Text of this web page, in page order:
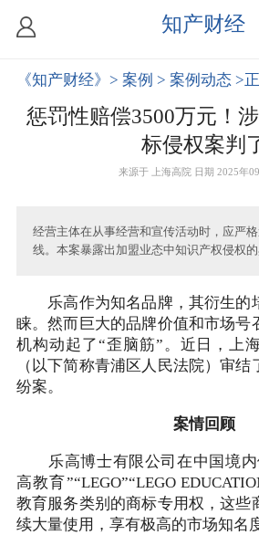
知产财经
《知产财经》 > 案例 > 案例动态 >
惩罚性赔偿3500万元！
标侵权案判
来源于 上海高院 日期 2025年
经营主体在从事经营和宣传活动时，应严
线。本案暴露出加盟业态中知识产权侵权的
乐高作为知名品牌，其衍生的
睐。然而巨大的品牌价值和市场号
机构动起了“歪脑筋”。近日，上
（以下简称青浦区人民法院）审结
纷案。
案情回顾
乐高博士有限公司在中国境内
高教育”“LEGO”“LEGO
教育服务类别的商标专用权，这些
续大量使用，享有极高的市场知名